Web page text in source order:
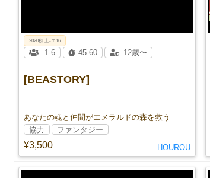
[BEASTORY]
あなたの魂と仲間がエメラルドの森を救う
¥3,500
2020秋 土-エ16
1-6 45-60 12歳〜
協力 ファンタジー
HOUROU